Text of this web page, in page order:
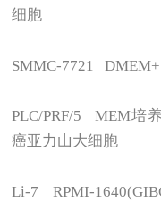
细胞
SMMC-7721
PLC/PRF/5 MEM培
癌亚力山大细胞
Li-7 RPMI-